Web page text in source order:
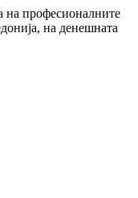
на професионалните
на денешната